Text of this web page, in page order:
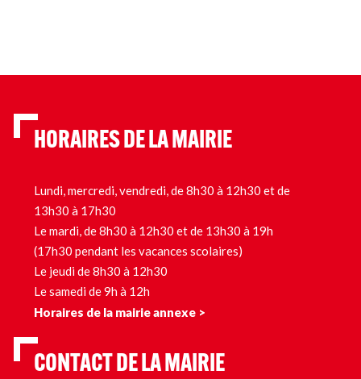
HORAIRES DE LA MAIRIE
Lundi, mercredi, vendredi, de 8h30 à 12h30 et de
13h30 à 17h30
Le mardi, de 8h30 à 12h30 et de 13h30 à 19h
(17h30 pendant les vacances scolaires)
Le jeudi de 8h30 à 12h30
Le samedi de 9h à 12h
Horaires de la mairie annexe >
CONTACT DE LA MAIRIE